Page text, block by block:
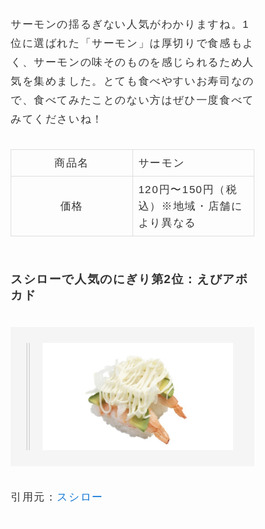
サーモンの揺るぎない人気がわかりますね。1
位に選ばれた「サーモン」は厚切りで食感もよ
く、サーモンの味そのものを感じられるため人
気を集めました。とても食べやすいお寿司なの
で、食べてみたことのない方はぜひ一度食べて
みてくださいね！
商品名 サーモン
価格
120円〜150円（税
込）※地域・店舗に
より異なる
スシローで人気のにぎり第2位：えびアボ
カド
引用元： スシロー